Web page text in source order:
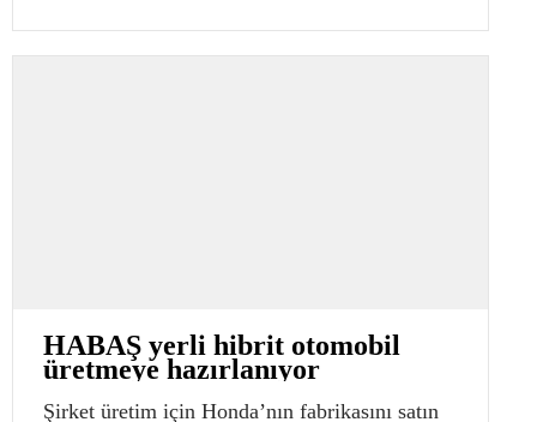
HABAŞ yerli hibrit otomobil
üretmeye hazırlanıyor
Şirket üretim için Honda’nın fabrikasını satın